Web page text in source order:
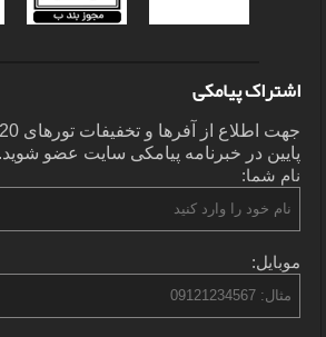
اشتراک پیامکی
پایین در خبرنامه پیامکی سایت عضو شوید.
نام شما:
موبایل: